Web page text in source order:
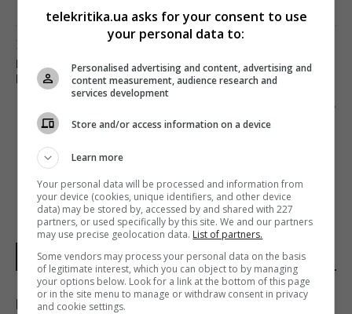
Предыдущий пост
ВЫСШАЯ ШКОЛА MEDIA&PRODUCTION
ПРАЗДНУЕТ СЕМЬ ЛЕТ
Следующий пост
О РОЛИ СМИ В ПРЕДВЫБОРНЫЙ ПЕРИОД
НОВОСТИ ДНЯ
Как отучить кота запрыгивать на стол:
telekritika.ua asks for your consent to use
your personal data to:
Personalised advertising and content, advertising and
content measurement, audience research and
services development
Store and/or access information on a device
Learn more
Your personal data will be processed and information from
your device (cookies, unique identifiers, and other device
data) may be stored by, accessed by and shared with 227
partners, or used specifically by this site. We and our partners
may use precise geolocation data. List of partners.
Some vendors may process your personal data on the basis
of legitimate interest, which you can object to by managing
your options below. Look for a link at the bottom of this page
or in the site menu to manage or withdraw consent in privacy
and cookie settings.